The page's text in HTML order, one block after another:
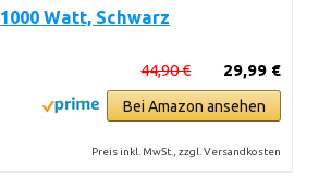
1000 Watt, Schwarz
29,99 €
44,90 €
Bei Amazon ansehen
Preis inkl. MwSt., zzgl. Versandkosten